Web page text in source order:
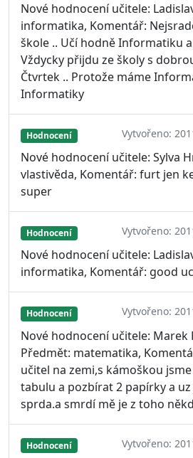
Nové hodnocení učitele:
informatika, Komentář:
škole .. Učí hodně Informatiku a
Vždycky přijdu ze školy s
Čtvrtek .. Protože máme
Informatiky
Hodnocení Vytvořeno:
Nové hodnocení učitele: Sylva
vlastivěda, Komentář: furt jen
super
Hodnocení Vytvořeno:
Nové hodnocení učitele:
informatika, Komentář: good
Hodnocení Vytvořeno:
Nové hodnocení učitele: Marek
Předmět: matematika,
učitel na zemi,s kámoškou
tabulu a pozbírat 2 papírky a
sprda.a smrdí mě je z toho
Hodnocení Vytvořeno: